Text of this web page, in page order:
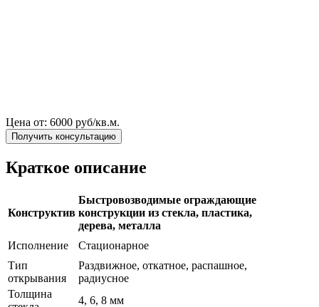
Цена от: 6000 руб/кв.м.
Получить консультацию
Краткое описание
Конструктив
Быстровозводимые ограждающие
конструкции из стекла, пластика,
дерева, металла
Исполнение
Стационарное
Тип
открывания
Раздвижное, откатное, распашное,
радиусное
Толщина
4, 6, 8 мм